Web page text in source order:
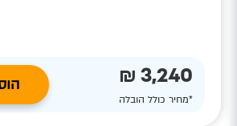
3,240 ₪
*מחיר כולל הובלה